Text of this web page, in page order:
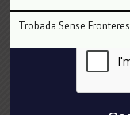
Trobada Sense